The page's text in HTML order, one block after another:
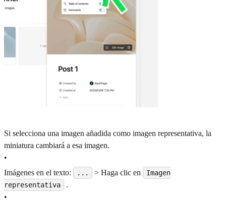
Si selecciona una imagen añadida como imagen representativa, la
miniatura cambiará a esa imagen.
•
Imágenes en el texto:
... > Haga clic en
Imagen
representativa
.
•